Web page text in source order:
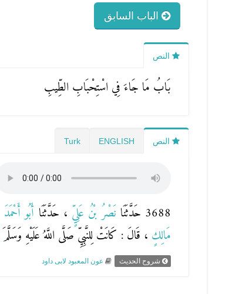
الباب السابق
النص
بَابُ مَا جَاءَ فِي اسْتِحْبَابِ الطِّيبِ
النص ENGLISH
Turk
3688 حَدَّثَنَا نَصْرُ بْنُ عَلِيٍّ ، حَدَّثَنَا أَبُو أَحْمَدَ
مَالِكٍ ، قَالَ : كَانَتْ لِلنَّبِيِّ صَلَّى اللَّهُ عَلَيْهِ وَسَلَّمَ
شروح الحديث عون المعبود لابى داود